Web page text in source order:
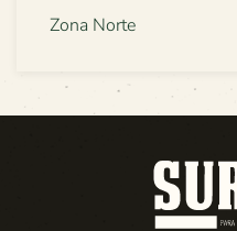
Zona Norte